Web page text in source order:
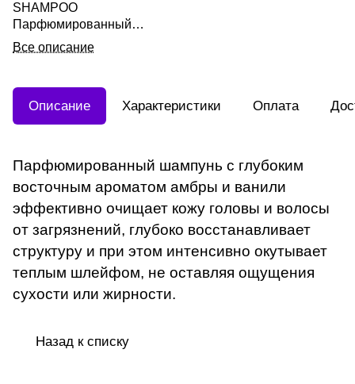
SHAMPOO
Парфюмированный
шампунь "Амбра Ваниль"
500мл
Все описание
Описание Характеристики Оплата
Парфюмированный шампунь с глубоким
восточным ароматом амбры и ванили
эффективно очищает кожу головы и волосы
от загрязнений, глубоко восстанавливает
структуру и при этом интенсивно окутывает
теплым шлейфом, не оставляя ощущения
сухости или жирности.
Назад к списку